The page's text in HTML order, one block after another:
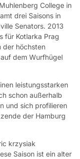
College in
drei Saisons in
Senators. 2013
für Kotlarka Prag
der höchsten
dem Wurfhügel
leistungsstarken
schon außerhalb
und sich profilieren
der Hamburg
Saison ist ein alter